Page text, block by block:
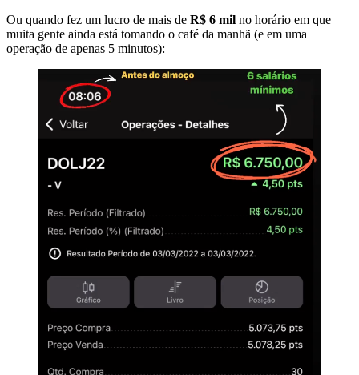
Ou quando fez um lucro de mais de R$ 6 mil no horário em que
muita gente ainda está tomando o café da manhã (e em uma
operação de apenas 5 minutos):